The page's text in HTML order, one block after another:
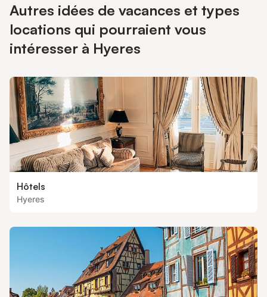
Autres idées de vacances et types
locations qui pourraient vous
intéresser à Hyeres
Hôtels
Hyeres